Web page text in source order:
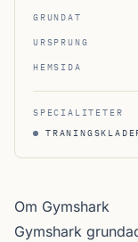
GRUNDAT
URSPRUNG
HEMSIDA
SPECIALITETER
Om Gymshark
Gymshark